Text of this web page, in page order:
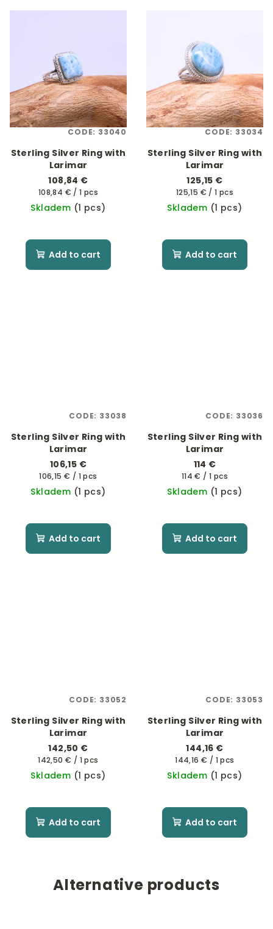
Sterling Silver Ring with
Larimar
108,84 €
Measure
price:
108,84 € / 1 pcs
Skladem (1 pcs)
Add to cart
CODE: 33040
Sterling Silver Ring with
Larimar
125,15 €
Measure
price:
125,15 € / 1 pcs
Skladem (1 pcs)
Add to cart
CODE: 33034
Sterling Silver Ring with
Larimar
106,15 €
Measure
price:
106,15 € / 1 pcs
Skladem (1 pcs)
Add to cart
CODE: 33038
Sterling Silver Ring with
Larimar
114 €
Measure
price:
114 € / 1 pcs
Skladem (1 pcs)
Add to cart
CODE: 33036
Sterling Silver Ring with
Larimar
142,50 €
Measure
price:
142,50 € / 1 pcs
Skladem (1 pcs)
Add to cart
CODE: 33052
Sterling Silver Ring with
Larimar
144,16 €
Measure
price:
144,16 € / 1 pcs
Skladem (1 pcs)
Add to cart
CODE: 33053
Alternative products